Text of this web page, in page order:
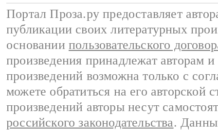
Портал Проза.ру предоставляет
публикации своих литературных
основании пользовательского
произведения принадлежат авторам
произведений возможна только с
можете обратиться на его авторской
произведений авторы несут
российского законодательства.